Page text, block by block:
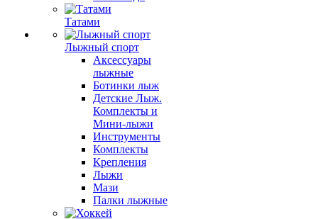
Татами
Лыжный спорт
Аксессуары
лыжные
Ботинки лыж
Детские Лыж.
Комплекты и
Мини-лыжи
Инструменты
Комплекты
Крепления
Лыжи
Мази
Палки лыжные